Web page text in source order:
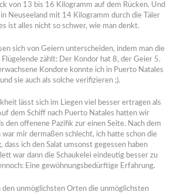
von 13 bis 16 Kilogramm auf dem Rücken. Und
in Neuseeland mit 14 Kilogramm durch die Täler
ist alles nicht so schwer, wie man denkt.
sich von Geiern unterscheiden, indem man die
Flügelende zählt: Der Kondor hat 8, der Geier 5.
Kondore konnte ich in Puerto Natales
sie auch als solche verifizieren ;).
lässt sich im Liegen viel besser ertragen als
dem Schiff nach Puerto Natales hatten wir
den offenene Pazifik zur einen Seite. Nach dem
war mir dermaßen schlecht, ich hatte schon die
dass ich den Salat umsonst gegessen haben
war dann die Schaukelei eindeutig besser zu
Eine gewöhnungsbedürftige Erfahrung.
den unmöglichsten Orten die unmöglichsten